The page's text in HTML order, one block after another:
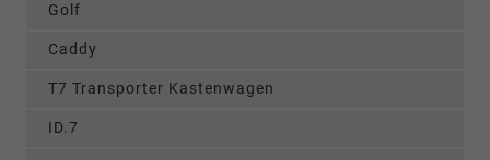
Golf
Caddy
T7 Transporter Kastenwagen
ID.7